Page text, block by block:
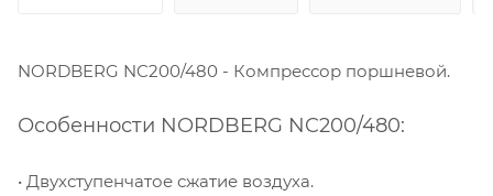
NORDBERG NC200/480 - Компрессор поршневой.
Особенности NORDBERG NC200/480:
• Двухступенчатое сжатие воздуха.